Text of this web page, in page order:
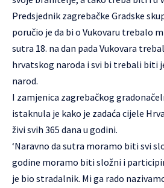
Predsjednik zagrebačke Gradske
poručio je da bi o Vukovaru trebalo
sutra 18. na dan pada Vukovara
hrvatskog naroda i svi bi trebali biti
narod.
I zamjenica zagrebačkog
istaknula je kako je zadaća cijele
živi svih 365 dana u godini.
‘Naravno da sutra moramo biti svi
godine moramo biti složni i
je bio stradalnik. Mi ga rado